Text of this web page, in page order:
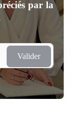
par la
Valider